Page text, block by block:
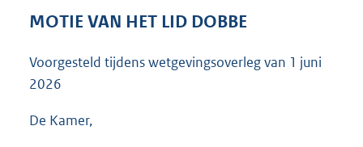
b
MOTIE VAN HET LID DOBBE
Voorgesteld tijdens wetgevingsoverleg van 1 juni
2026
De Kamer,